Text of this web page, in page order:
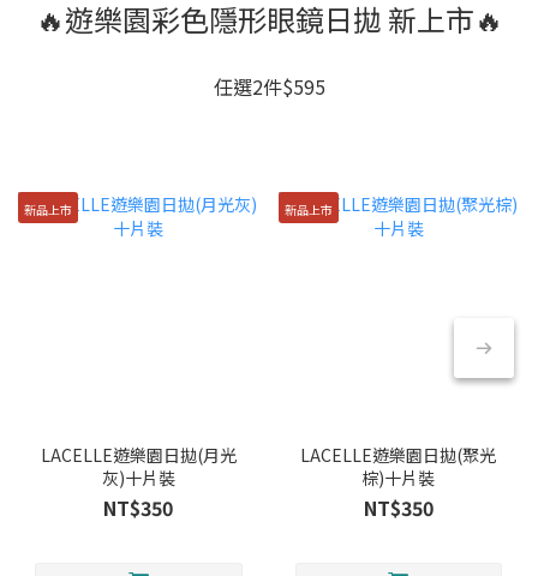
🔥遊樂園彩色隱形眼鏡日拋 新上市🔥
任選2件$595
新品上市
LACELLE遊樂園日拋(月光
灰)十片裝
NT$350
新品上市
LACELLE遊樂園日拋(聚光
棕)十片裝
NT$350